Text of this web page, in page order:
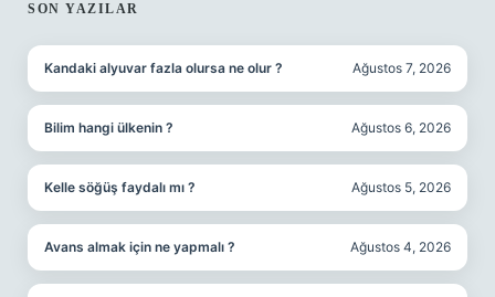
SON YAZILAR
Kandaki alyuvar fazla olursa ne olur ? Ağustos 7, 2026
Bilim hangi ülkenin ? Ağustos 6, 2026
Kelle söğüş faydalı mı ? Ağustos 5, 2026
Avans almak için ne yapmalı ? Ağustos 4, 2026